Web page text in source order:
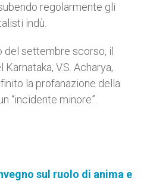
regolarmente gli
indù.
del settembre scorso, il
V.S. Acharya,
la profanazione della
“incidente minore”.
sul ruolo di anima e